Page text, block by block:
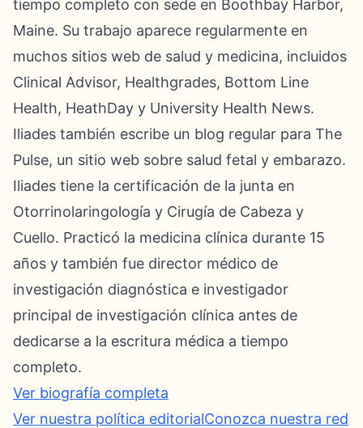
tiempo completo con sede en Boothbay Harbor,
Maine. Su trabajo aparece regularmente en
muchos sitios web de salud y medicina, incluidos
Clinical Advisor, Healthgrades, Bottom Line
Health, HeathDay y University Health News.
Iliades también escribe un blog regular para The
Pulse, un sitio web sobre salud fetal y embarazo.
Iliades tiene la certificación de la junta en
Otorrinolaringología y Cirugía de Cabeza y
Cuello. Practicó la medicina clínica durante 15
años y también fue director médico de
investigación diagnóstica e investigador
principal de investigación clínica antes de
dedicarse a la escritura médica a tiempo
completo.
Ver biografía completa
Ver nuestra política editorialConozca nuestra red